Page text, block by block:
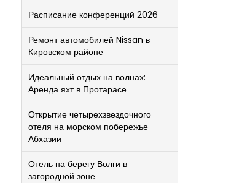
Расписание конференций 2026
Ремонт автомобилей Nissan в
Кировском районе
Идеальный отдых на волнах:
Аренда яхт в Протарасе
Открытие четырехзвездочного
отеля на морском побережье
Абхазии
Отель на берегу Волги в
загородной зоне